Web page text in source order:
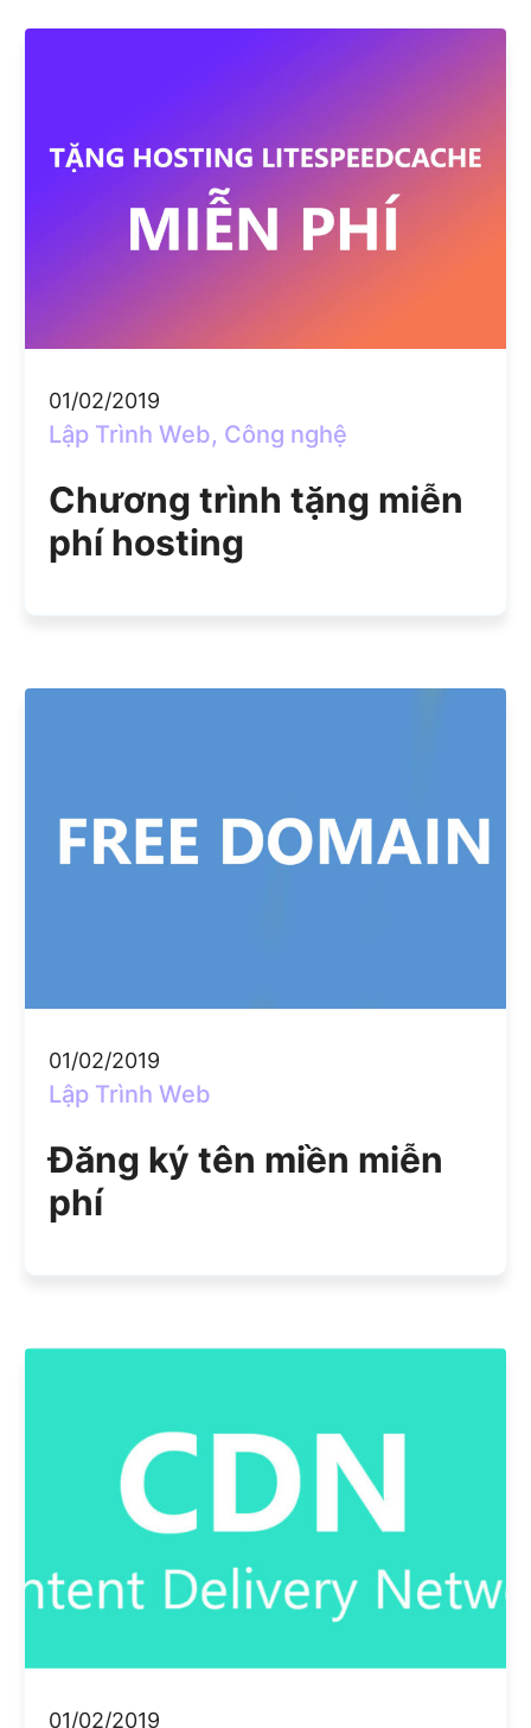
01/02/2019
Lập Trình Web, Công nghệ
Chương trình tặng miễn
phí hosting
01/02/2019
Lập Trình Web
Đăng ký tên miền miễn
phí
01/02/2019